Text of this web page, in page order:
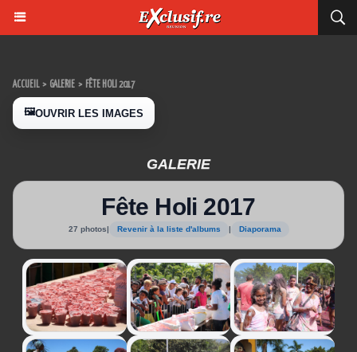
ACCUEIL > GALERIE > FÊTE HOLI 2017
🖼️OUVRIR LES IMAGES
GALERIE
Fête Holi 2017
27 photos| Revenir à la liste d'albums | Diaporama